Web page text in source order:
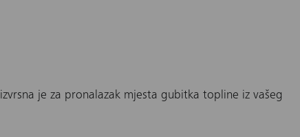
izvrsna je za pronalazak mjesta gubitka topline iz vašeg